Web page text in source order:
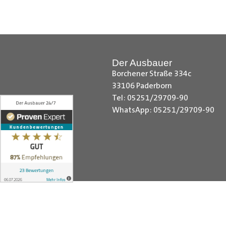
Laderaumverkleidung, Peugeot
Laderaumverkleidung, Toyota
Laderaumverkleidung,VW
Cargo Laderaumverkleidung,
VW T5 Laderaumverkleidung ,
Der Ausbauer
Borchener Straße 334c
33106 Paderborn
Tel: 05251/29709-90
WhatsApp: 05251/29709-90